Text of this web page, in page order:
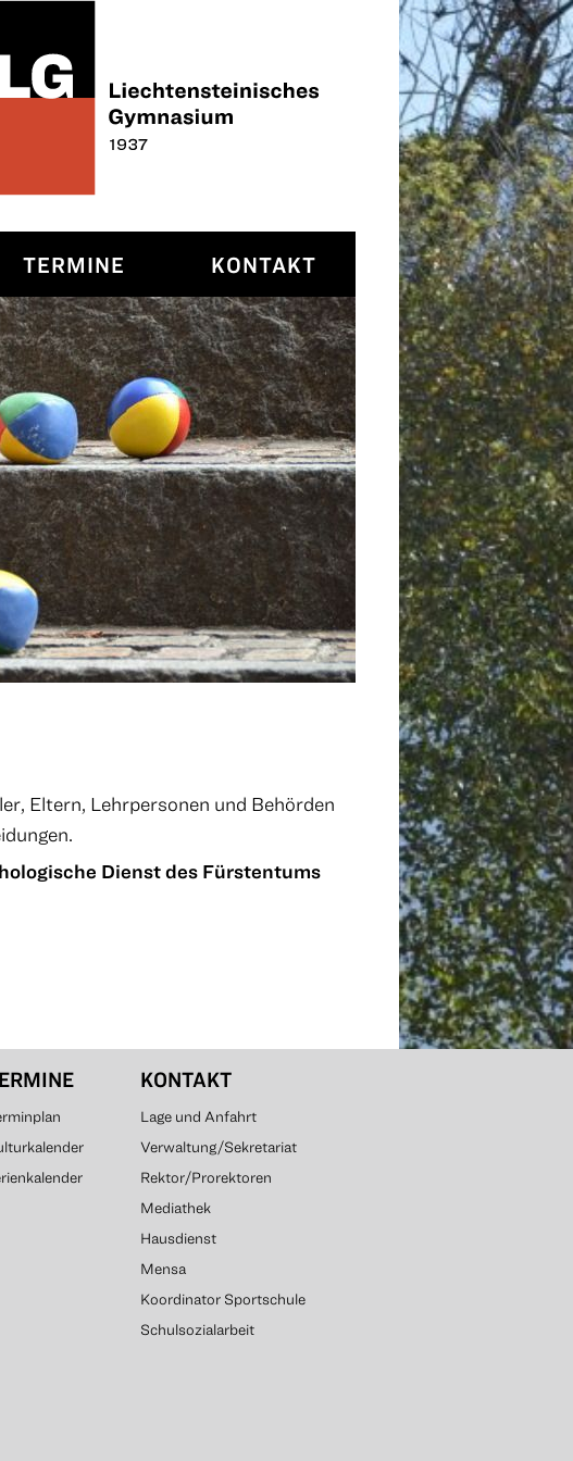
TERMINE KONTAKT
Eltern, Lehrpersonen und Behörden
Dienst des Fürstentums
KONTAKT
Lage und Anfahrt
Verwaltung/Sekretariat
Rektor/Prorektoren
Mediathek
Hausdienst
Mensa
Koordinator Sportschule
Schulsozialarbeit